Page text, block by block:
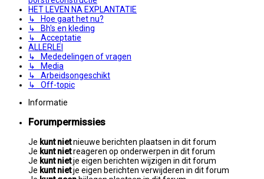
HET LEVEN NA EXPLANTATIE
↳ Hoe gaat het nu?
↳ Bh's en kleding
↳ Acceptatie
ALLERLEI
↳ Mededelingen of vragen
↳ Media
↳ Arbeidsongeschikt
↳ Off-topic
Informatie
Forumpermissies
Je kunt nietnieuwe berichten plaatsen in dit forum
Je kunt nietreageren op onderwerpen in dit forum
Je kunt nietje eigen berichten wijzigen in dit forum
Je kunt nietje eigen berichten verwijderen in dit forum